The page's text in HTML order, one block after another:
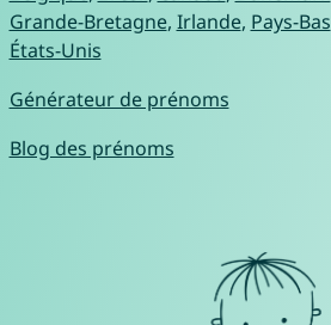
Grande-Bretagne, Irlande, Pays-Bas
États-Unis
Générateur de prénoms
Blog des prénoms